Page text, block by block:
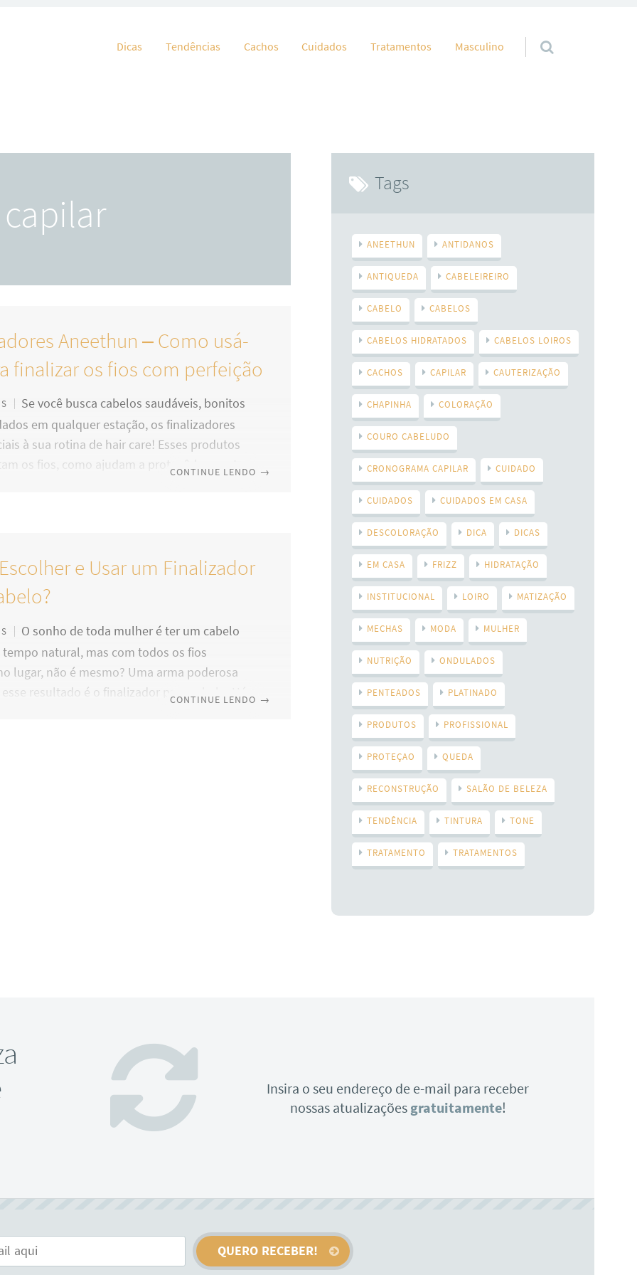
Pular para o conteúdo
Dicas Tendências Cachos Cuidados Tratamentos Masculino
Aneethun – Como usá-
finalizar os fios com perfeição
Se você busca cabelos saudáveis, bonitos
em qualquer estação, os finalizadores
à sua rotina de hair care! Esses produtos
os fios, como ajudam a protegê-los contra
Repair, Bálsamo Detox e Spray
CONTINUE LENDO →
e Usar um Finalizador
O sonho de toda mulher é ter um cabelo
natural, mas com todos os fios
lugar, não é mesmo? Uma arma poderosa
resultado é o finalizador para cabelo. Há
CONTINUE LENDO →
Tags
ANEETHUN ANTIDANOS
ANTIQUEDA CABELEIREIRO
CABELO CABELOS
CABELOS HIDRATADOS CABELOS LOIROS
CACHOS CAPILAR CAUTERIZAÇÃO
CHAPINHA COLORAÇÃO
COURO CABELUDO
CRONOGRAMA CAPILAR CUIDADO
CUIDADOS CUIDADOS EM CASA
DESCOLORAÇÃO DICA DICAS
EM CASA FRIZZ HIDRATAÇÃO
INSTITUCIONAL LOIRO MATIZAÇÃO
MECHAS MODA MULHER
NUTRIÇÃO ONDULADOS
PENTEADOS PLATINADO
PRODUTOS PROFISSIONAL
PROTEÇAO QUEDA
RECONSTRUÇÃO SALÃO DE BELEZA
TENDÊNCIA TINTURA TONE
TRATAMENTO TRATAMENTOS
Insira o seu endereço de e-mail para receber
nossas atualizações gratuitamente!